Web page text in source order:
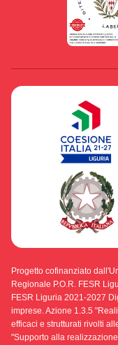
Progetto cofinanziato
Regionale P.O.R. FESR
FESR Liguria 2021-2027
imprese. Azione 1.3.5
efficaci e strutturati rivolti
"Supporto alla